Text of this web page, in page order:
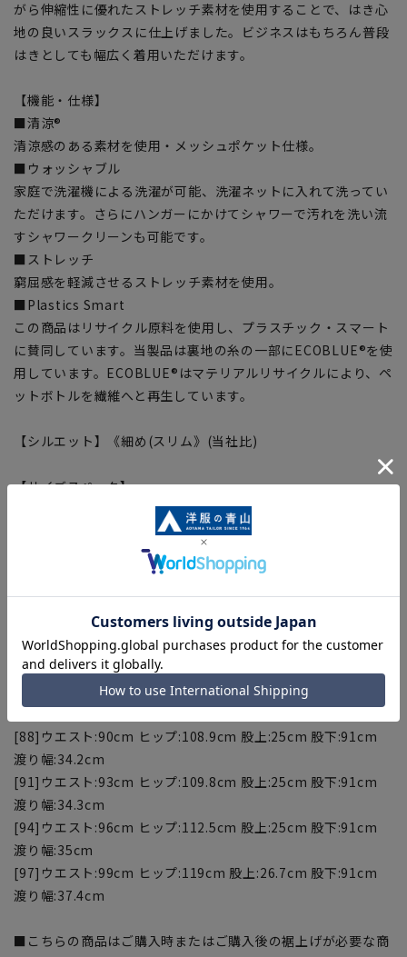
がら伸縮性に優れたストレッチ素材を使用することで、はき心
地の良いスラックスに仕上げました。ビジネスはもちろん普段
はきとしても幅広く着用いただけます。
【機能・仕様】
■清涼®
清涼感のある素材を使用・メッシュポケット仕様。
■ウォッシャブル
家庭で洗濯機による洗濯が可能、洗濯ネットに入れて洗ってい
ただけます。さらにハンガーにかけてシャワーで汚れを洗い流
すシャワークリーンも可能です。
■ストレッチ
窮屈感を軽減させるストレッチ素材を使用。
■Plastics Smart
この商品はリサイクル原料を使用し、プラスチック・スマート
に賛同しています。当製品は裏地の糸の一部にECOBLUE®を使
用しています。ECOBLUE®はマテリアルリサイクルにより、ペ
ットボトルを繊維へと再生しています。
【シルエット】《細め(スリム》(当社比)
【サイズスペック】
[73]ウエスト:75cm ヒップ:95.4cm 股上:22.5cm 股下:91cm
[76]ウエスト:78cm ヒップ:98.1cm 股上:23cm 股下:91cm 渡
[79]ウエスト:81cm ヒップ:100.8cm 股上:23.5cm 股下:91cm
渡り幅:32.1cm
[82]ウエスト:84cm ヒップ:103.5cm 股上:24cm 股下:91cm
渡り幅:32.8cm
[85]ウエスト:87cm ヒップ:106.2cm 股上:24.5cm 股下:91cm
渡り幅:33.5cm
[88]ウエスト:90cm ヒップ:108.9cm 股上:25cm 股下:91cm
渡り幅:34.2cm
[91]ウエスト:93cm ヒップ:109.8cm 股上:25cm 股下:91cm
渡り幅:34.3cm
[94]ウエスト:96cm ヒップ:112.5cm 股上:25cm 股下:91cm
渡り幅:35cm
[97]ウエスト:99cm ヒップ:119cm 股上:26.7cm 股下:91cm
渡り幅:37.4cm
■こちらの商品はご購入時またはご購入後の裾上げが必要な商